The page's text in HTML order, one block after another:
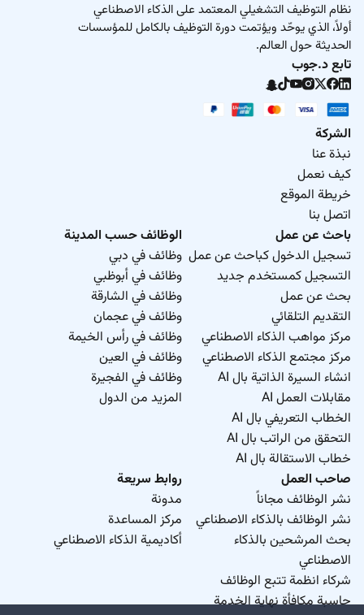
نظام التوظيف التشغيلي المعتمد على الذكاء الاصطناعي
أولاً، الذي يوحّد ويؤتمت دورة التوظيف بالكامل للمؤسسات
الحديثة حول العالم.
تابع د.جوب
الشركة
نبذة عنا
كيف نعمل
خريطة الموقع
اتصل بنا
باحث عن عمل
تسجيل الدخول كباحث عن عمل
التسجيل كمستخدم جديد
بحث عن عمل
التقديم التلقائي
مركز مواهب الذكاء الاصطناعي
مركز مجتمع الذكاء الاصطناعي
انشاء السيرة الذاتية بال AI
مقابلات العمل AI
الخطاب التعريفي بال AI
التحقق من الراتب بال AI
خطاب الاستقالة بال AI
الوظائف حسب المدينة
وظائف في دبي
وظائف في أبوظبي
وظائف في الشارقة
وظائف في عجمان
وظائف في رأس الخيمة
وظائف في العين
وظائف في الفجيرة
المزيد من الدول
صاحب العمل
نشر الوظائف مجاناً
نشر الوظائف بالذكاء الاصطناعي
بحث المرشحين بالذكاء
الاصطناعي
شركاء انظمة تتبع الوظائف
حاسبة مكافأة نهاية الخدمة
روابط سريعة
مدونة
مركز المساعدة
أكاديمية الذكاء الاصطناعي